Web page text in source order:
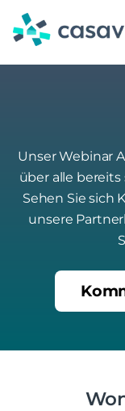
Zum
Inhalt
springen
Software
Partnerlösungen
casavi AI Automate
Ressourcen
Blog
Whitepaper
Webinare
Kontakt
Karriere
Unser Webinar
über alle
Sehen Sie sich
unsere